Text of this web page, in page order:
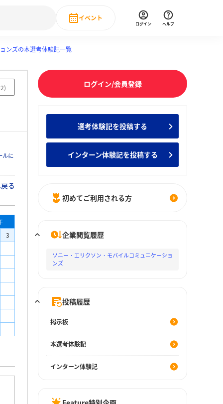
卒就職人気企業ランキング みんなのインターン人気企業ランキ
イベント
直近のイベント一覧
もっと見る
ログイン ヘルプ
ンズの本選考体験記一覧
)
ルに
る
3
ログイン/会員登録
選考体験記を投稿する
インターン体験記を投稿する
初めてご利用される方
企業閲覧履歴
ソニー・エリクソン・モバイルコミュニケーショ
ンズ
投稿履歴
掲示板
本選考体験記
インターン体験記